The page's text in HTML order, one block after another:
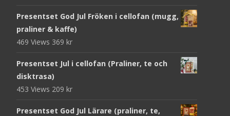
Presentset God Jul Fröken i cellofan (mugg,
praliner & kaffe)
469 Views 369 kr
Presentset Jul i cellofan (Praliner, te och
disktrasa)
453 Views 209 kr
Presentset God Jul Lärare (praliner, te,